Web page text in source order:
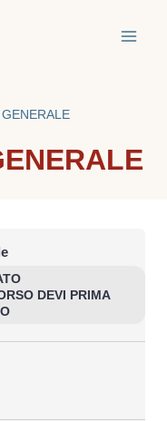
DEVI PRIMA